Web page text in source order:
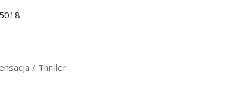
/ Thriller